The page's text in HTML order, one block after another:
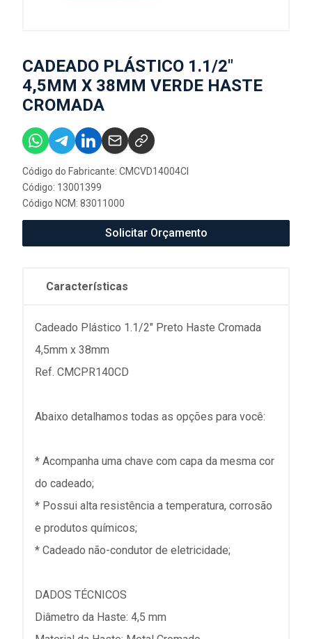
CADEADO PLÁSTICO 1.1/2"
4,5MM X 38MM VERDE HASTE
CROMADA
Código do Fabricante: CMCVD14004CI
Código: 13001399
Código NCM: 83011000
Solicitar Orçamento
Características
Cadeado Plástico 1.1/2" Preto Haste Cromada
4,5mm x 38mm
Ref. CMCPR140CD
Abaixo detalhamos todas as opções para você:
* Acompanha uma chave com capa da mesma cor
do cadeado;
* Possui alta resistência a temperatura, corrosão
e produtos químicos;
* Cadeado não-condutor de eletricidade;
DADOS TÉCNICOS
Diâmetro da Haste: 4,5 mm